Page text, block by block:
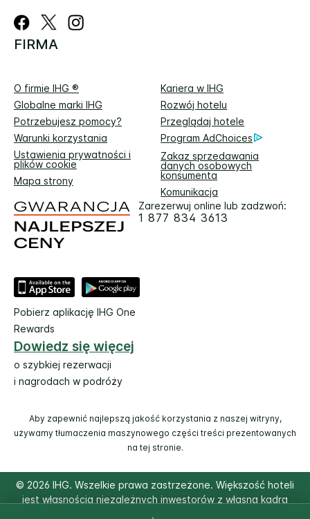
FIRMA
O firmie IHG ®
Kariera w IHG
Globalne marki IHG
Rozwój hotelu
Potrzebujesz pomocy?
Przeglądaj hotele
Warunki korzystania
Program AdChoices
Ustawienia prywatności i
plików cookie
Zakaz sprzedawania
danych osobowych
konsumenta
Mapa strony
Komunikacja
Zarezerwuj online lub zadzwoń:
1 877 834 3613
Pobierz aplikację IHG One
Rewards
Dowiedz się więcej
o szybkiej rezerwacji
i nagrodach w podróży
Aby zapewnić najlepszą jakość korzystania z naszej witryny,
używamy tłumaczenia maszynowego części treści prezentowanych
na tej stronie.
© 2026 IHG. Wszelkie prawa zastrzeżone. Większość hoteli
jest własnością niezależnych inwestorów z własną kadrą